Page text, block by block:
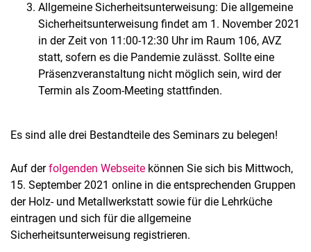
Allgemeine Sicherheitsunterweisung: Die allgemeine
Sicherheitsunterweisung findet am 1. November 2021
in der Zeit von 11:00-12:30 Uhr im Raum 106, AVZ
statt, sofern es die Pandemie zulässt. Sollte eine
Präsenzveranstaltung nicht möglich sein, wird der
Termin als Zoom-Meeting stattfinden.
Es sind alle drei Bestandteile des Seminars zu belegen!
Auf derfolgenden Webseite können Sie sich bis Mittwoch,
15. September 2021 online in die entsprechenden Gruppen
der Holz- und Metallwerkstatt sowie für die Lehrküche
eintragen und sich für die allgemeine
Sicherheitsunterweisung registrieren.